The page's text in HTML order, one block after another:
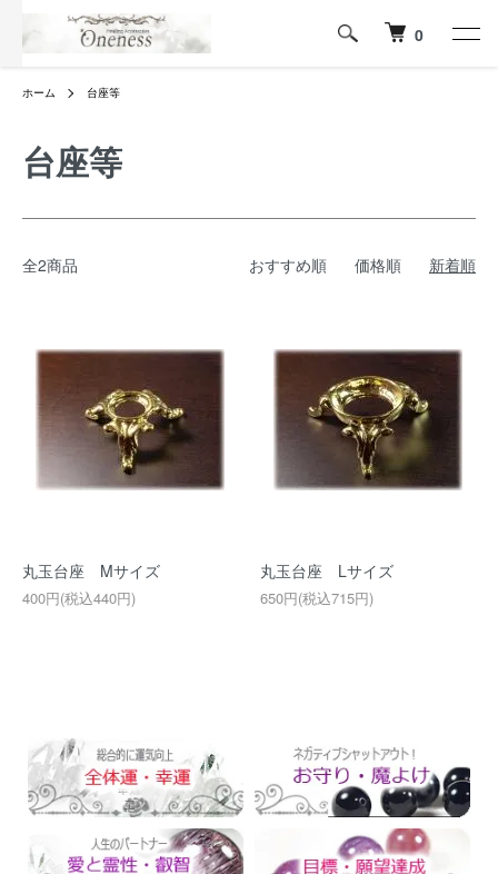
0
ホーム 台座等
台座等
全2商品 おすすめ順 価格順 新着順
丸玉台座 Mサイズ
400円(税込440円)
丸玉台座 Lサイズ
650円(税込715円)